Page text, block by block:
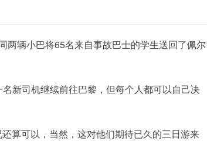
两辆小巴将65名来自事故巴士的学生送回了佩尔
新司机继续前往巴黎，但每个人都可以自己决
算可以，当然，这对他们期待已久的三日游来